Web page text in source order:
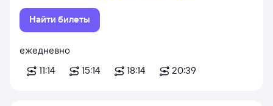
Найти билеты
ежедневно
11:14
15:14 18:14 20:39